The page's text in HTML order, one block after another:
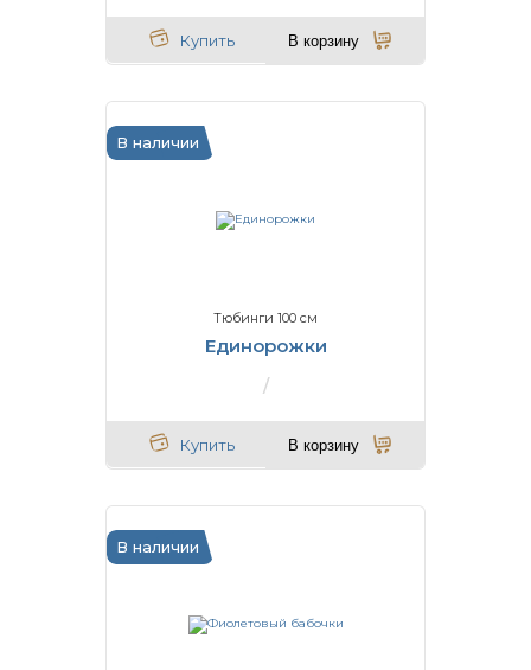
Купить В корзину
В наличии
Тюбинги 100 см
Единорожки
Купить В корзину
В наличии